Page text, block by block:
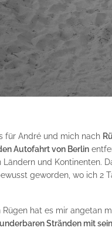
für André und mich nach
Autofahrt von Berlin
und Kontinenten.
geworden, wo ich 2
hat es mir angetan
Stränden mit